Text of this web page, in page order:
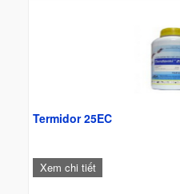
Termidor 25EC
Xem chi tiết